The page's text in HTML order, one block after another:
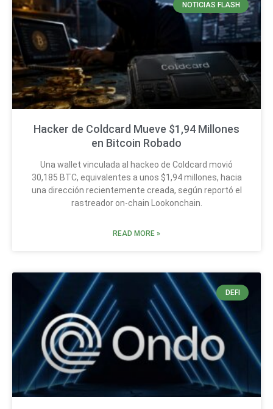
NOTICIAS FLASH
Hacker de Coldcard Mueve $1,94 Millones
en Bitcoin Robado
Una wallet vinculada al hackeo de Coldcard movió
30,185 BTC, equivalentes a unos $1,94 millones, hacia
una dirección recientemente creada, según reportó el
rastreador on-chain Lookonchain.
READ MORE »
DEFI